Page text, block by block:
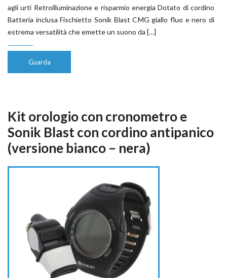
agli urti Retroilluminazione e risparmio energia Dotato di cordino
Batteria inclusa Fischietto Sonik Blast CMG giallo fluo e nero di
estrema versatilità che emette un suono da […]
Guarda
Kit orologio con cronometro e
Sonik Blast con cordino antipanico
(versione bianco – nera)